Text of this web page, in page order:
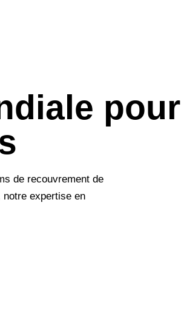
pour
de recouvrement de
expertise en